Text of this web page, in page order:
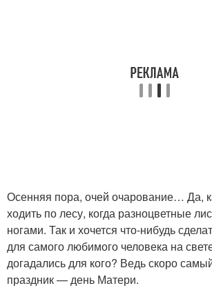
Осенняя пора, очей очарование… Да,
ходить по лесу, когда разноцветные
ногами. Так и хочется что-нибудь
для самого любимого человека на
догадались для кого? Ведь скоро
праздник — день Матери.